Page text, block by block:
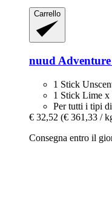
Carrello
nuud
1 Stick
1 Stick Lime x
Per tutti i tipi
€ 32,52 (€ 361,33 /
Consegna entro il